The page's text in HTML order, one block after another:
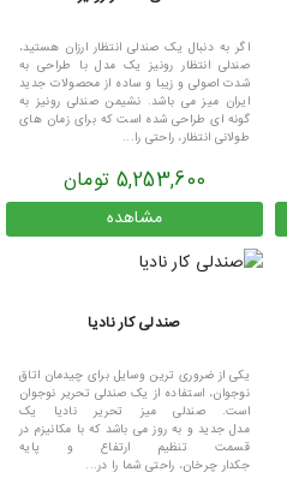
اگر به دنبال یک صندلی انتظار ارزان هستید،
صندلی انتظار رونیز یک مدل با طراحی به
شدت اصولی و زیبا و ساده از محصولات جدید
ایران میز می باشد. نشیمن صندلی رونیز به
گونه ای طراحی شده است که برای زمان های
طولانی انتظار، راحتی را...
5,253,600 تومان
مشاهده
صندلی کار نادیا
یکی از ضروری ترین وسایل برای چیدمان اتاق
نوجوان، استفاده از یک صندلی تحریر نوجوان
است. صندلی میز تحریر نادیا یک
مدل جدید و به روز می باشد که با مکانیزم در
قسمت تنظیم ارتفاع و پایه
جکدار چرخان، راحتی شما را در...